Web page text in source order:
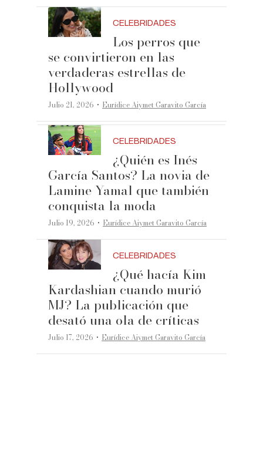
CELEBRIDADES
Los perros que
se convirtieron en las
verdaderas estrellas de
Hollywood
Julio 21, 2026 ·Eurídice Aiymet Garavito García
CELEBRIDADES
¿Quién es Inés
García Santos? La novia de
Lamine Yamal que también
conquista la moda
Julio 19, 2026 ·Eurídice Aiymet Garavito García
CELEBRIDADES
¿Qué hacía Kim
Kardashian cuando murió
MJ? La publicación que
desató una ola de críticas
Julio 17, 2026 ·Eurídice Aiymet Garavito García